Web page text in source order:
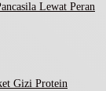
Lewat Peran
Gizi Protein